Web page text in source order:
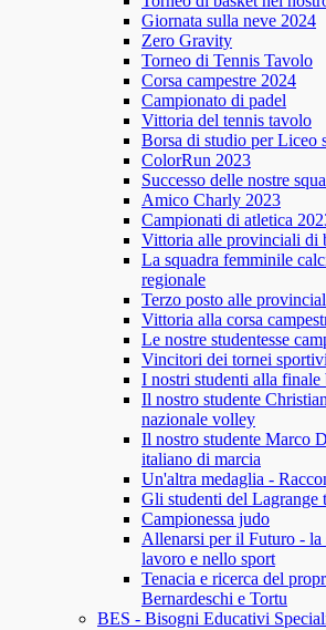
Giornata sulla neve 2024
Zero Gravity
Torneo di Tennis Tavolo
Corsa campestre 2024
Campionato di padel
Vittoria del tennis tavolo
Borsa di studio per Liceo
ColorRun 2023
Successo delle nostre
Amico Charly 2023
Campionati di atletica
Vittoria alle provinciali di
La squadra femminile
regionale
Terzo posto alle
Vittoria alla corsa
Le nostre studentesse
Vincitori dei tornei
I nostri studenti alla
Il nostro studente
nazionale volley
Il nostro studente Marco
italiano di marcia
Un'altra medaglia -
Gli studenti del Lagrange
Campionessa judo
Allenarsi per il Futuro - la
lavoro e nello sport
Tenacia e ricerca del
Bernardeschi e Tortu
BES - Bisogni Educativi